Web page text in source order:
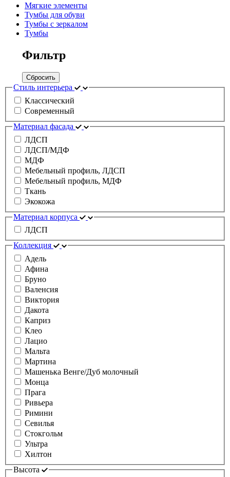
Мягкие элементы
Тумбы для обуви
Тумбы с зеркалом
Тумбы
Фильтр
Сбросить
Стиль интерьера
Классический
Современный
Материал фасада
ЛДСП
ЛДСП/МДФ
МДФ
Мебельный профиль, ЛДСП
Мебельный профиль, МДФ
Ткань
Экокожа
Материал корпуса
ЛДСП
Коллекция
Адель
Афина
Бруно
Валенсия
Виктория
Дакота
Каприз
Клео
Лацио
Мальта
Мартина
Машенька Венге/Дуб молочный
Монца
Прага
Ривьера
Римини
Севилья
Стокгольм
Ультра
Хилтон
Высота